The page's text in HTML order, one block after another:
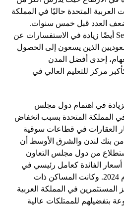
العربية المتحدة حاليًا في المملكة
ضعف العدد قبل خمس سنوات.
وشهدت شركة Select Property أيضًا زيادة في الاستفسارات عن
الذين يسعون إلى الحصول
إحدى أفضل المدن
مركز للتعليم العالي في
في اهتمام دول مجلس
في المملكة المتحدة بسبب انخفاض
العقارات في قطاعات سوقية
من بنك لندن والشرق الأوسط أن
من دول مجلس التعاون
أسعار الفائدة كعامل رئيسي في
قراراتهم الاستثمارية في عام 2024. وكانت المساكن ذات
المستثمرين في المملكة العربية
بتفضيلهم للممتلكات عالية